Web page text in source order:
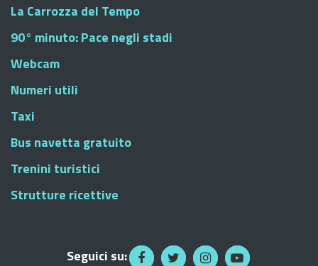
La Carrozza del Tempo
90° minuto: Pace negli stadi
Webcam
Numeri utili
Taxi
Bus navetta gratuito
Trenini turistici
Strutture ricettive
Seguici su: